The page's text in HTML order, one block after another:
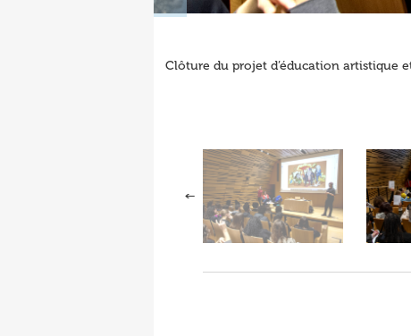
Clôture du projet d’éducation artistique